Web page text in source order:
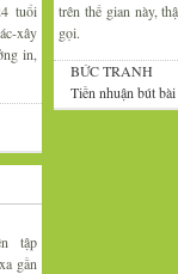
tuổi
xây
in,
trên thế gian này,
gọi.
BỨC TRANH
Tiền nhuận bút
tập
gần